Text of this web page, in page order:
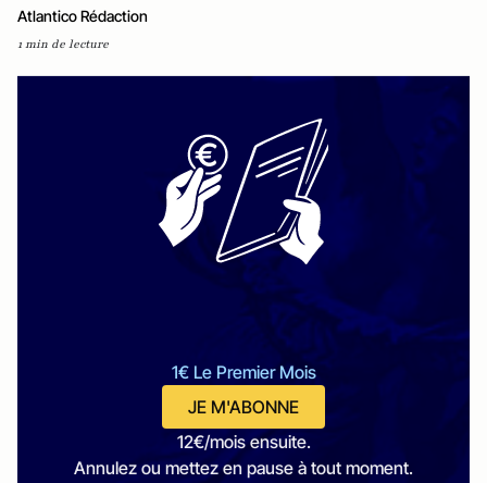
Atlantico Rédaction
1 min de lecture
1€ Le Premier Mois
JE M'ABONNE
12€/mois ensuite.
Annulez ou mettez en pause à tout moment.